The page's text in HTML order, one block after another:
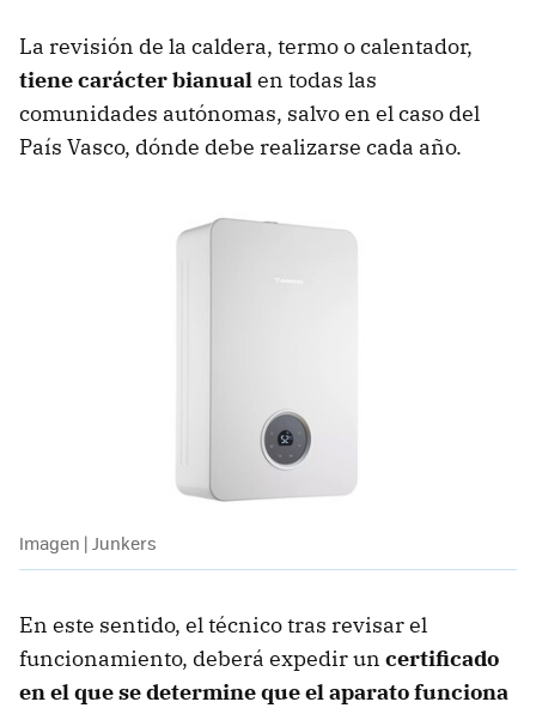
La revisión de la caldera, termo o calentador,
tiene carácter bianualen todas las
comunidades autónomas, salvo en el caso del
País Vasco, dónde debe realizarse cada año.
Imagen | Junkers
En este sentido, el técnico tras revisar el
funcionamiento, deberá expedir un certificado
en el que se determine que el aparato funciona